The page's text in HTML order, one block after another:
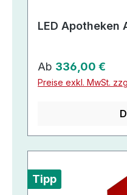
LED Apotheken
Regulärer Preis:
Ab 336,00 €
Preise exkl. MwSt.
Tipp